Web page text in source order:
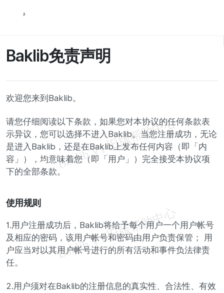
Baklib免责声明
欢迎您来到Baklib。
请您仔细阅读以下条款，如果您对本协议的任何条款表
示异议，您可以选择不进入Baklib。当您注册成功，无论
是进入Baklib，还是在Baklib上发布任何内容（即「内
容」），均意味着您（即「用户」）完全接受本协议项
下的全部条款。
使用规则
1.用户注册成功后，Baklib将给予每个用户一个用户帐号
及相应的密码，该用户帐号和密码由用户负责保管； 用
户应当对以其用户帐号进行的所有活动和事件负法律责
任。
2.用户须对在Baklib的注册信息的真实性、合法性、有效